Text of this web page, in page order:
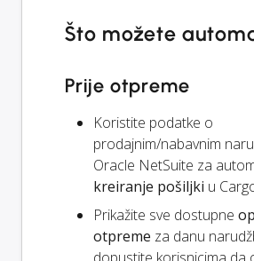
Što možete
Prije otpreme
Koristite podatke o
prodajnim/nabavnim
Oracle NetSuite za
kreiranje pošiljki u
Prikažite sve dostupne
otpreme za danu